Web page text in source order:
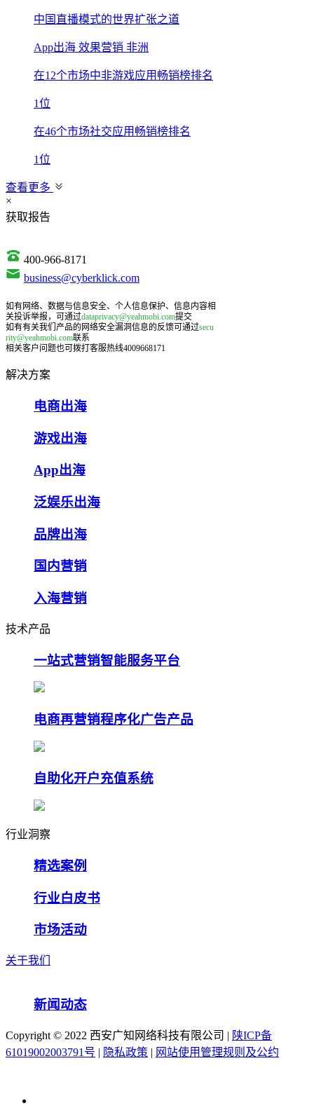
中国直播模式的世界扩张之道
App出海 效果营销 非洲
在12个市场中非游戏应用畅销榜排名
1位
在46个市场社交应用畅销榜排名
1位
查看更多
×
获取报告
400-966-8171
business@cyberklick.com
如有网络、数据与信息安全、个人信息保护、信息内容相
关投诉举报，可通过dataprivacy@yeahmobi.com提交
如有有关我们产品的网络安全漏洞信息的反馈可通过secu
rity@yeahmobi.com联系
相关客户问题也可拨打客服热线4009668171
解决方案
电商出海
游戏出海
App出海
泛娱乐出海
品牌出海
国内营销
入海营销
技术产品
一站式营销智能服务平台
电商再营销程序化广告产品
自助化开户充值系统
行业洞察
精选案例
行业白皮书
市场活动
关于我们
新闻动态
Copyright ©️ 2022 西安广知网络科技有限公司 | 陕ICP备
61019002003791号 | 隐私政策 | 网站使用管理规则及公约